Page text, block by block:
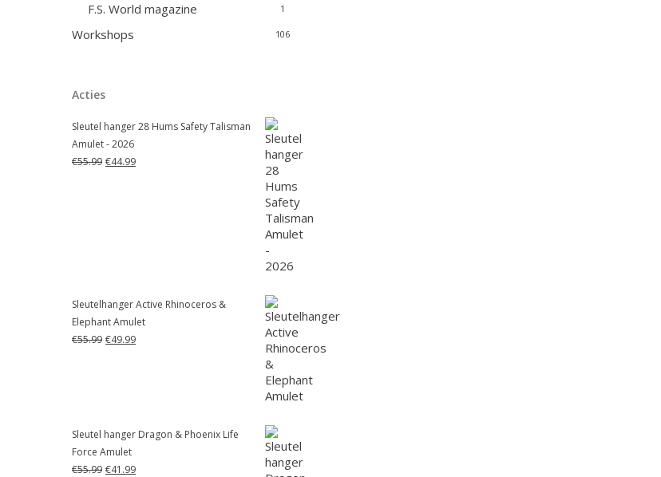
F.S. World magazine 1
Workshops 106
Acties
Sleutel hanger 28 Hums Safety Talisman
Amulet - 2026
€55.99 Oorspronkelijke
€44.99Huidige
Sleutelhanger Active Rhinoceros &
Elephant Amulet
€55.99 Oorspronkelijke
€49.99Huidige
Sleutel hanger Dragon & Phoenix Life
Force Amulet
€55.99 Oorspronkelijke
€41.99Huidige